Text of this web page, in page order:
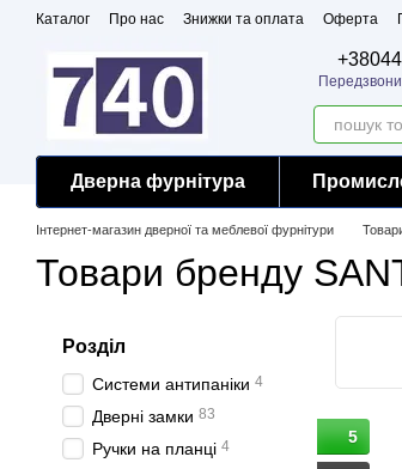
Перейти до основного контенту
Каталог Про нас Знижки та оплата Оферта
Дверна фурнітура
Інтернет-магазин дверної та меблевої фурнітури
Товари бренду
5
Розділ
Системи антипаніки 4
Дверні замки 83
Ручки на планці 4